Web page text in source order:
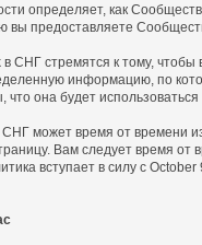
определяет, как
предоставляете
СНГ стремятся к тому,
информацию, по
она будет
может время от времени
Вам следует время
вступает в силу с